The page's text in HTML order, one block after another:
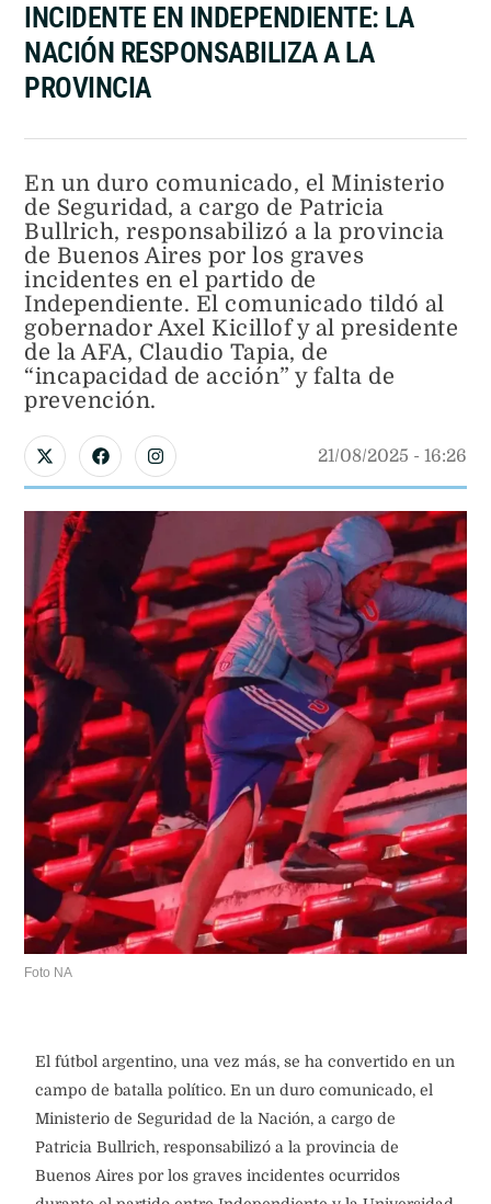
NACIÓN RESPONSABILIZA A LA
PROVINCIA
de Seguridad, a cargo de Patricia
Bullrich, responsabilizó a la provincia
de Buenos Aires por los graves
incidentes en el partido de
Independiente. El comunicado tildó al
gobernador Axel Kicillof y al presidente
de la AFA, Claudio Tapia, de
“incapacidad de acción” y falta de
prevención.
Foto NA
campo de batalla político. En un duro comunicado, el
Ministerio de Seguridad de la Nación, a cargo de
Patricia Bullrich, responsabilizó a la provincia de
Buenos Aires por los graves incidentes ocurridos
durante el partido entre Independiente y la Universidad